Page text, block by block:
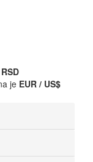
RSD
je EUR / US$